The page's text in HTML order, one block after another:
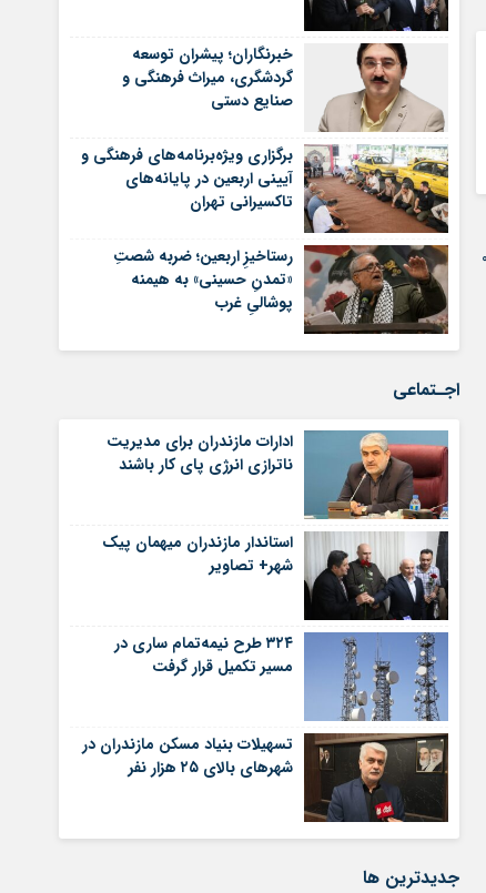
خبرنگاران؛ پیشران توسعه
گردشگری، میراث فرهنگی و
صنایع دستی
برگزاری ویژه‌برنامه‌های فرهنگی و
آیینی اربعین در پایانه‌های
تاکسیرانی تهران
رستاخیزِ اربعین؛ ضربه‌ شصتِ
«تمدنِ حسینی» به هیمنه‌
پوشالیِ غرب
اجـتماعی
ادارات مازندران برای مدیریت
ناترازی انرژی پای کار باشند
استاندار مازندران میهمان پیک
شهر+ تصاویر
۳۲۴ طرح نیمه‌تمام ساری در
مسیر تکمیل قرار گرفت
تسهیلات بنیاد مسکن مازندران در
شهر‌های بالای ۲۵ هزار نفر
جديدترين ها